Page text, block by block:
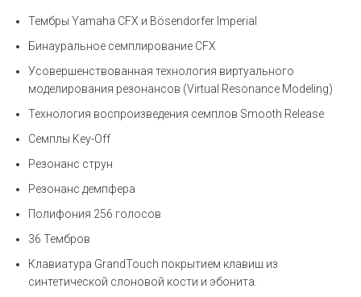
Тембры Yamaha CFX и Bösendorfer Imperial
Бинауральное семплирование CFX
Усовершенствованная технология виртуального
моделирования резонансов (Virtual Resonance Modeling)
Технология воспроизведения семплов Smooth Release
Семплы Key-Off
Резонанс струн
Резонанс демпфера
Полифония 256 голосов
36 Тембров
Клавиатура GrandTouch покрытием клавиш из
синтетической слоновой кости и эбонита.